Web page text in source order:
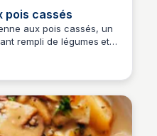
pois cassés
aux pois cassés, un
rempli de légumes et